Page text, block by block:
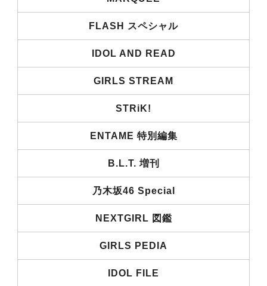
FLASH スペシャル
IDOL AND READ
GIRLS STREAM
STRiK!
ENTAME 特別編集
B.L.T. 増刊
乃木坂46 Special
NEXTGIRL 図鑑
GIRLS PEDIA
IDOL FILE